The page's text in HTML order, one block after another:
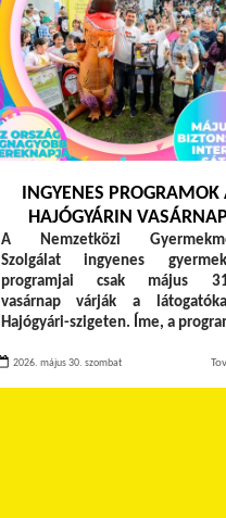
INGYENES PROGRAMOK
HAJÓGYÁRIN VASÁRNAP
A Nemzetközi
Szolgálat ingyenes
programjai csak május
vasárnap várják a
Hajógyári-szigeten. Íme, a
2026. május 30. szombat